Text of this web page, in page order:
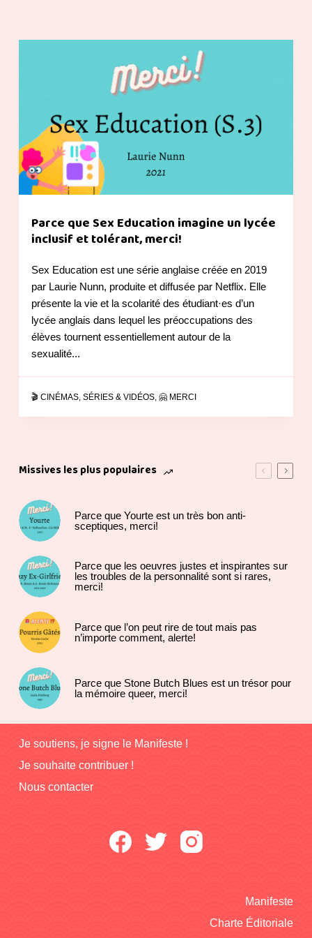
Parce que Sex Education imagine un lycée
inclusif et tolérant, merci!
Sex Education est une série anglaise créée en 2019
par Laurie Nunn, produite et diffusée par Netflix. Elle
présente la vie et la scolarité des étudiant·es d’un
lycée anglais dans lequel les préoccupations des
élèves tournent essentiellement autour de la
sexualité...
🎬 CINÉMAS, SÉRIES & VIDÉOS, 🤗 MERCI
Missives les plus populaires
Parce que Yourte est un très bon anti-
sceptiques, merci!
Parce que les oeuvres justes et inspirantes sur
les troubles de la personnalité sont si rares,
merci!
Parce que l’on peut rire de tout mais pas
n’importe comment, alerte!
Parce que Stone Butch Blues est un trésor pour
la mémoire queer, merci!
Je soutiens, je signe le Manifeste !
Je souhaite contribuer !
Nous contacter
Manifeste
Charte Éditoriale